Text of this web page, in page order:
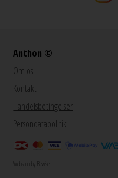
Anthon ©
Om os
Kontakt
Handelsbetingelser
Persondatapolitik
Webshop by Bewise